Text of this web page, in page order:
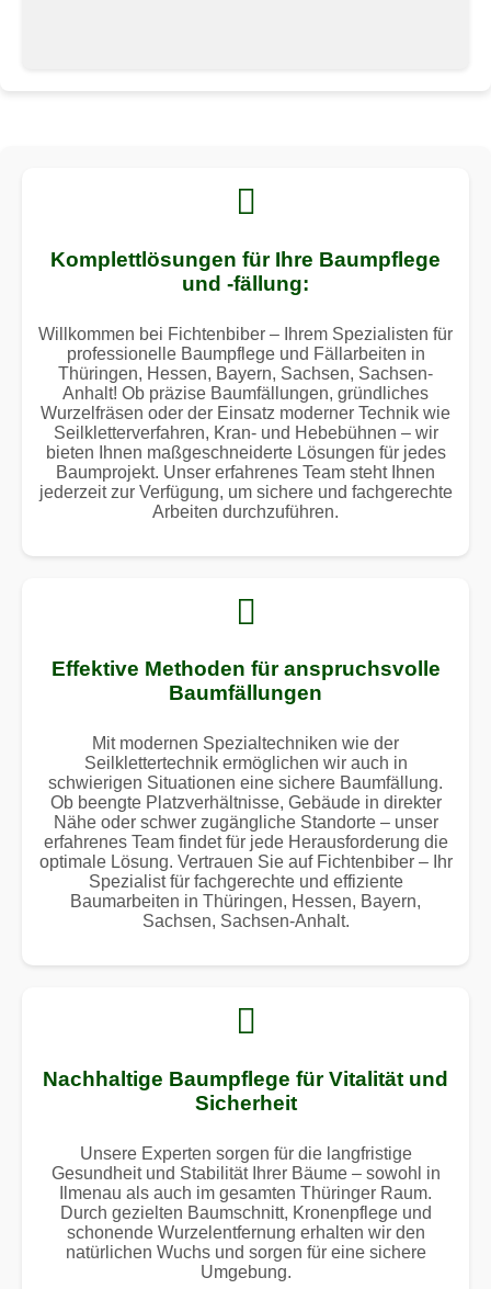
Komplettlösungen für Ihre Baumpflege
und -fällung:
Willkommen bei Fichtenbiber – Ihrem Spezialisten für
professionelle Baumpflege und Fällarbeiten in
Thüringen, Hessen, Bayern, Sachsen, Sachsen-
Anhalt! Ob präzise Baumfällungen, gründliches
Wurzelfräsen oder der Einsatz moderner Technik wie
Seilkletterverfahren, Kran- und Hebebühnen – wir
bieten Ihnen maßgeschneiderte Lösungen für jedes
Baumprojekt. Unser erfahrenes Team steht Ihnen
jederzeit zur Verfügung, um sichere und fachgerechte
Arbeiten durchzuführen.
Effektive Methoden für anspruchsvolle
Baumfällungen
Mit modernen Spezialtechniken wie der
Seilklettertechnik ermöglichen wir auch in
schwierigen Situationen eine sichere Baumfällung.
Ob beengte Platzverhältnisse, Gebäude in direkter
Nähe oder schwer zugängliche Standorte – unser
erfahrenes Team findet für jede Herausforderung die
optimale Lösung. Vertrauen Sie auf Fichtenbiber – Ihr
Spezialist für fachgerechte und effiziente
Baumarbeiten in Thüringen, Hessen, Bayern,
Sachsen, Sachsen-Anhalt.
Nachhaltige Baumpflege für Vitalität und
Sicherheit
Unsere Experten sorgen für die langfristige
Gesundheit und Stabilität Ihrer Bäume – sowohl in
Ilmenau als auch im gesamten Thüringer Raum.
Durch gezielten Baumschnitt, Kronenpflege und
schonende Wurzelentfernung erhalten wir den
natürlichen Wuchs und sorgen für eine sichere
Umgebung.